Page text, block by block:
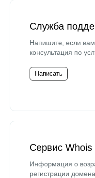
Служба
Напишите, если
консультация по
Написать
Сервис Whois
Информация о
регистрации